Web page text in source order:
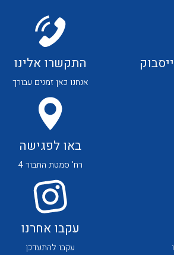
לכל מוצרי היצרן
לכל מוצרי היצרן
התקשרו אלינו
אנחנו כאן זמנים עבורך
באו לפגישה
רח' סמטת התבור 4
עקבו אחרנו
עקבו להתעדכן